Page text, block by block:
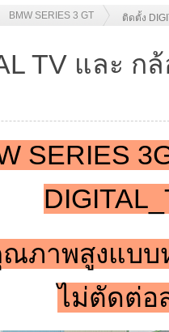
BMW SERIES 3 GT ติดตั้ง
TV และ ก
SERIES
ภาพสูงแบบ
ไม่ตัดต่อ